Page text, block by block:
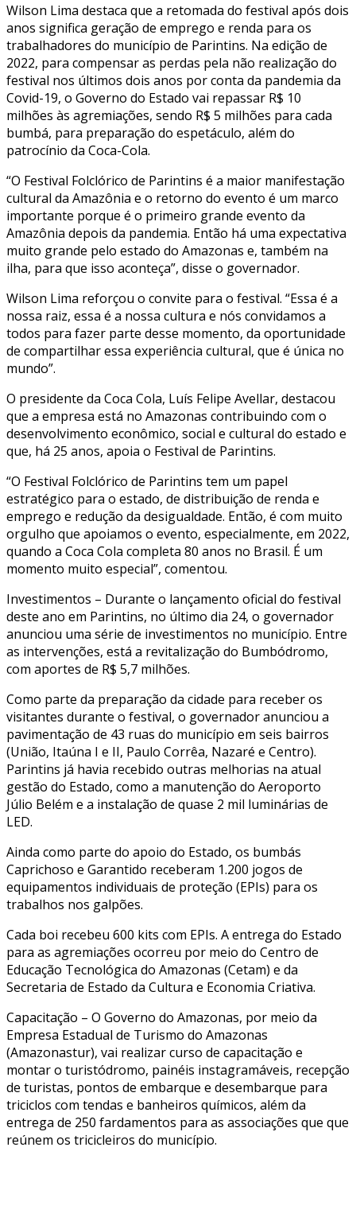
Wilson Lima destaca que a retomada do festival após dois
anos significa geração de emprego e renda para os
trabalhadores do município de Parintins. Na edição de
2022, para compensar as perdas pela não realização do
festival nos últimos dois anos por conta da pandemia da
Covid-19, o Governo do Estado vai repassar R$ 10
milhões às agremiações, sendo R$ 5 milhões para cada
bumbá, para preparação do espetáculo, além do
patrocínio da Coca-Cola.
“O Festival Folclórico de Parintins é a maior manifestação
cultural da Amazônia e o retorno do evento é um marco
importante porque é o primeiro grande evento da
Amazônia depois da pandemia. Então há uma expectativa
muito grande pelo estado do Amazonas e, também na
ilha, para que isso aconteça”, disse o governador.
Wilson Lima reforçou o convite para o festival. “Essa é a
nossa raiz, essa é a nossa cultura e nós convidamos a
todos para fazer parte desse momento, da oportunidade
de compartilhar essa experiência cultural, que é única no
mundo”.
O presidente da Coca Cola, Luís Felipe Avellar, destacou
que a empresa está no Amazonas contribuindo com o
desenvolvimento econômico, social e cultural do estado e
que, há 25 anos, apoia o Festival de Parintins.
“O Festival Folclórico de Parintins tem um papel
estratégico para o estado, de distribuição de renda e
emprego e redução da desigualdade. Então, é com muito
orgulho que apoiamos o evento, especialmente, em 2022,
quando a Coca Cola completa 80 anos no Brasil. É um
momento muito especial”, comentou.
Investimentos – Durante o lançamento oficial do festival
deste ano em Parintins, no último dia 24, o governador
anunciou uma série de investimentos no município. Entre
as intervenções, está a revitalização do Bumbódromo,
com aportes de R$ 5,7 milhões.
Como parte da preparação da cidade para receber os
visitantes durante o festival, o governador anunciou a
pavimentação de 43 ruas do município em seis bairros
(União, Itaúna I e II, Paulo Corrêa, Nazaré e Centro).
Parintins já havia recebido outras melhorias na atual
gestão do Estado, como a manutenção do Aeroporto
Júlio Belém e a instalação de quase 2 mil luminárias de
LED.
Ainda como parte do apoio do Estado, os bumbás
Caprichoso e Garantido receberam 1.200 jogos de
equipamentos individuais de proteção (EPIs) para os
trabalhos nos galpões.
Cada boi recebeu 600 kits com EPIs. A entrega do Estado
para as agremiações ocorreu por meio do Centro de
Educação Tecnológica do Amazonas (Cetam) e da
Secretaria de Estado da Cultura e Economia Criativa.
Capacitação – O Governo do Amazonas, por meio da
Empresa Estadual de Turismo do Amazonas
(Amazonastur), vai realizar curso de capacitação e
montar o turistódromo, painéis instagramáveis, recepção
de turistas, pontos de embarque e desembarque para
triciclos com tendas e banheiros químicos, além da
entrega de 250 fardamentos para as associações que que
reúnem os tricicleiros do município.